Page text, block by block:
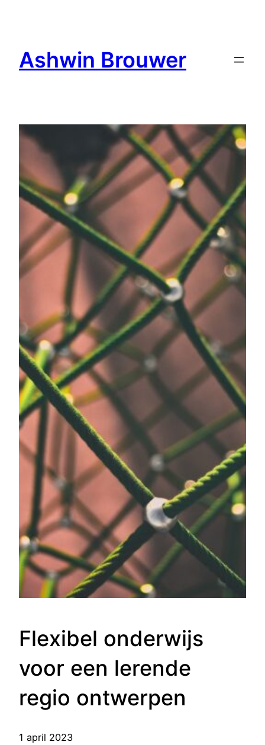
inhoud
Ashwin Brouwer
Flexibel onderwijs
voor een lerende
regio ontwerpen
1 april 2023